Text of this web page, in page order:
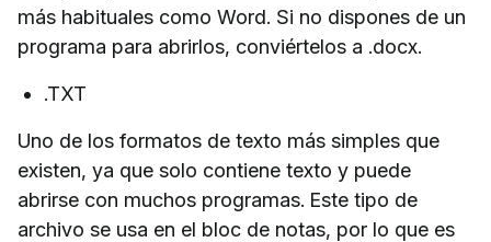
más habituales como Word. Si no dispones de un
programa para abrirlos, conviértelos a .docx.
.TXT
Uno de los formatos de texto más simples que
existen, ya que solo contiene texto y puede
abrirse con muchos programas. Este tipo de
archivo se usa en el bloc de notas, por lo que es